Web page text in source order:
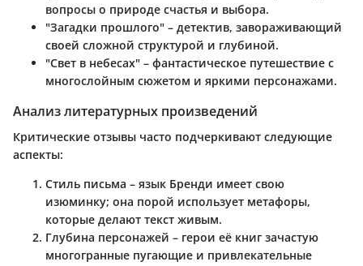
вопросы о природе счастья и выбора.
"Загадки прошлого" – детектив, завораживающий
своей сложной структурой и глубиной.
"Свет в небесах" – фантастическое путешествие с
многослойным сюжетом и яркими персонажами.
Анализ литературных произведений
Критические отзывы часто подчеркивают следующие
аспекты:
Стиль письма – язык Бренди имеет свою
изюминку; она порой использует метафоры,
которые делают текст живым.
Глубина персонажей – герои её книг зачастую
многогранные пугающие и привлекательные